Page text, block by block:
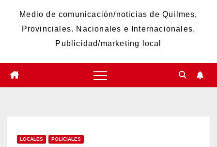
Medio de comunicación/noticias de Quilmes,
Provinciales. Nacionales e Internacionales.
Publicidad/marketing local
LOCALES POLICIALES